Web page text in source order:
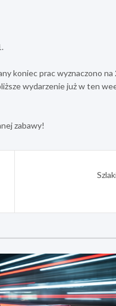
koniec prac wyznaczono na
wydarzenie już w ten
zabawy!